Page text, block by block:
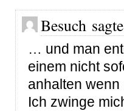
Besuch
… und man
einem nicht
anhalten
Ich zwinge